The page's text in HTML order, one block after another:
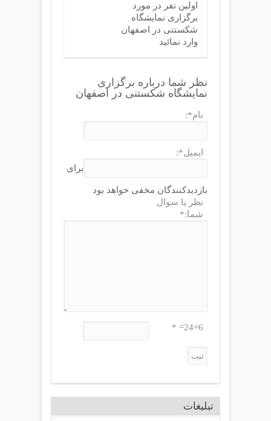
اولین نفر در مورد
برگزاری نمایشگاه
شکستنی در اصفهان
وارد نمائید
نظر شما درباره برگزاری
نمایشگاه شکستنی در اصفهان
نام*:
ایمیل*:
برای
بازدیدکنندگان مخفی خواهد بود
نظر یا سوال
شما:*
24+6= *
تبلیغات